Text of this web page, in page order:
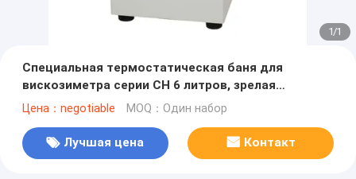
1/1
Специальная термостатическая баня для
вискозиметра серии CH 6 литров, зрелая
технология контроля температуры
Цена：negotiable MOQ：Один набор
Лучшая цена Контакт